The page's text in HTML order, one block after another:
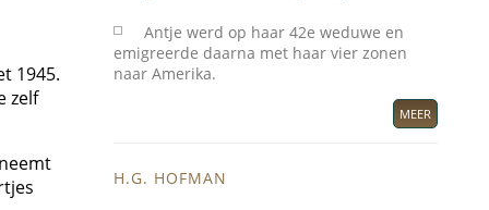
1945.
zelf
Antje werd op haar 42e weduwe en
emigreerde daarna met haar vier zonen
naar Amerika.
MEER
H.G. HOFMAN